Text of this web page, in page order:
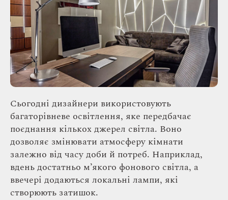
Сьогодні дизайнери використовують
багаторівневе освітлення, яке передбачає
поєднання кількох джерел світла. Воно
дозволяє змінювати атмосферу кімнати
залежно від часу доби й потреб. Наприклад,
вдень достатньо м’якого фонового світла, а
ввечері додаються локальні лампи, які
створюють затишок.